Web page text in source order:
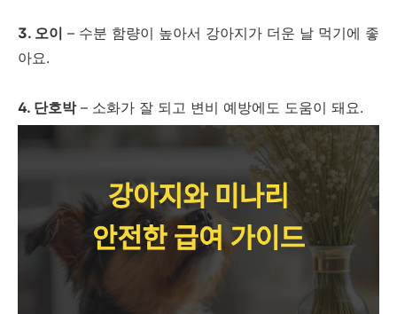
3. 오이 – 수분 함량이 높아서 강아지가 더운 날 먹기에 좋
아요.
4. 단호박– 소화가 잘 되고 변비 예방에도 도움이 돼요.